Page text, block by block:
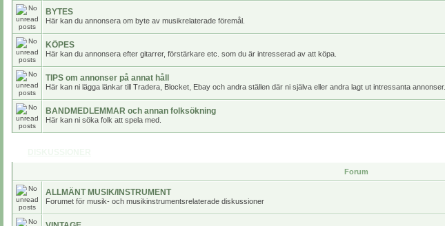
BYTES
Här kan du annonsera om byte av musikrelaterade föremål.
KÖPES
Här kan du annonsera efter gitarrer, förstärkare etc. som du är intresserad av att köpa.
TIPS om annonser på annat håll
Här kan ni lägga länkar till Tradera, Blocket, Ebay och andra ställen där ni själva eller andra lagt ut intressanta annonser.
BANDMEDLEMMAR och annan folksökning
Här kan ni söka folk att spela med.
Forum
ALLMÄNT MUSIK/INSTRUMENT
Forumet för musik- och musikinstrumentsrelaterade diskussioner